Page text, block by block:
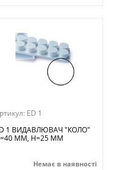
ED 1
1 ВИДАВЛЮВАЧ "КОЛО"
MM, H=25 MM
Немає в наявності